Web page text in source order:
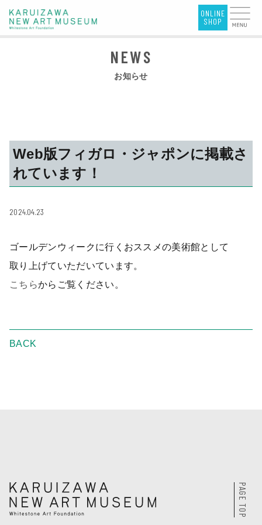
お知らせ
Web版フィガロ・ジャポンに掲載さ
れています！
2024.04.23
ゴールデンウィークに行くおススメの美術館として
取り上げていただいています。
こちらからご覧ください。
BACK
PAGE TOP